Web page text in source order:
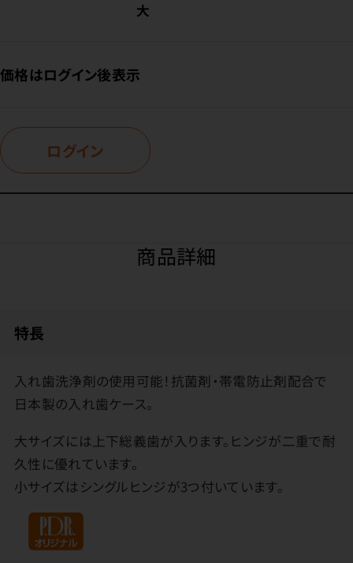
大
価格はログイン後表示
ログイン
商品詳細
特長
入れ歯洗浄剤の使用可能！抗菌剤・帯電防止剤配合で
日本製の入れ歯ケース。
大サイズには上下総義歯が入ります。ヒンジが二重で耐
久性に優れています。
小サイズはシングルヒンジが3つ付いています。